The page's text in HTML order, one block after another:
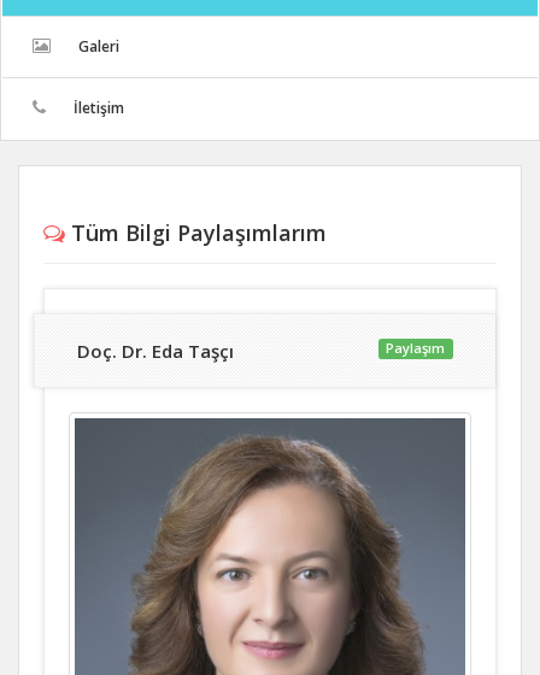
Galeri
İletişim
Tüm Bilgi Paylaşımlarım
Doç. Dr. Eda Taşçı Paylaşım